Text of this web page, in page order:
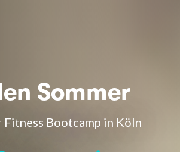
Sommer
Bootcamp in Köln